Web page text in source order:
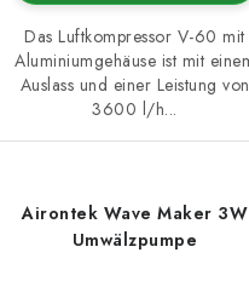
Das Luftkompressor V-60 mit
Aluminiumgehäuse ist mit
Auslass und einer Leistung von
3600 l/h...
Airontek Wave Maker 3W
Umwälzpumpe